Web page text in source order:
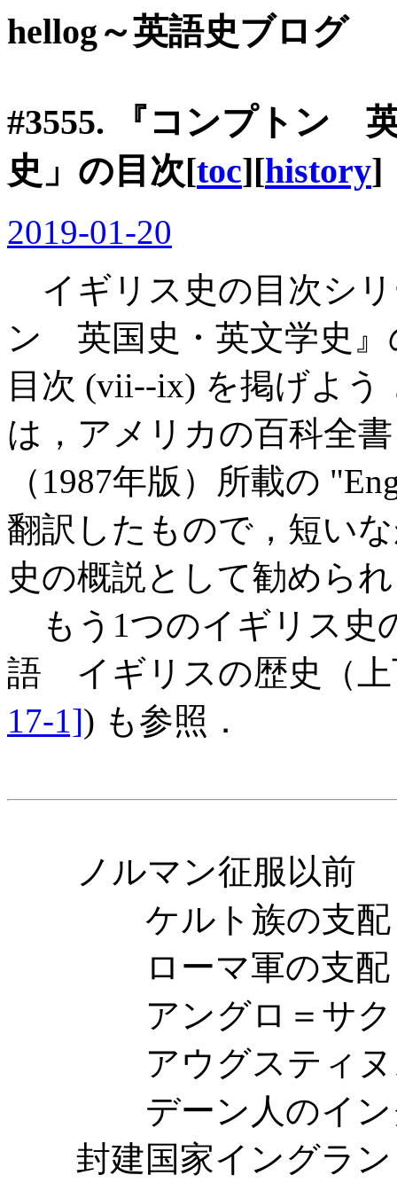
hellog～英語史ブログ
#3555. 『コンプトン
史」の目次[toc][history]
2019-01-20
イギリス史の目次シ
ン 英国史・英文学史』
目次 (vii--ix) を掲げよ
は，アメリカの百科全
（1987年版）所載の
翻訳したもので，短い
史の概説として勧めら
もう1つのイギリス史
語 イギリスの歴史（上
17-1]) も参照．
ノルマン征服以前
ケルト族の支配
ローマ軍の支配
アングロ＝サクソ
アウグスティヌ
デーン人のイング
封建国家イングラン